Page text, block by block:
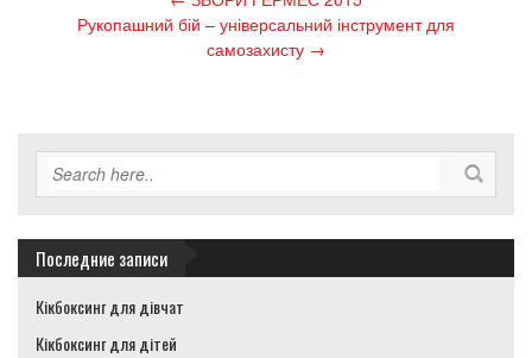
navigationРукопашний бій – універсальний інструмент для
самозахисту →
Последние записи
Кікбоксинг для дівчат
Кікбоксинг для дітей